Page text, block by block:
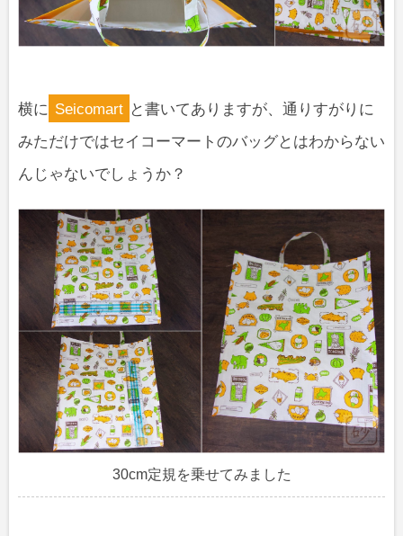
横に Seicomart と書いてありますが、通りすがりに
みただけではセイコーマートのバッグとはわからない
んじゃないでしょうか？
30cm定規を乗せてみました